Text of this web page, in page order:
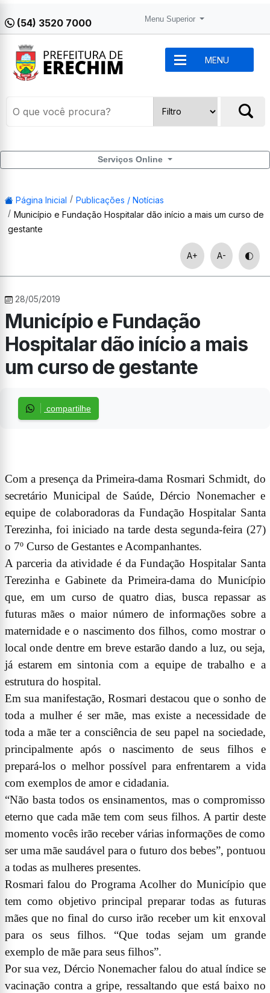
(54) 3520 7000 Menu Superior
MENU
Serviços Online
Página Inicial
Publicações / Notícias
Município e Fundação Hospitalar dão início a mais um curso de
gestante
A+ A-
28/05/2019
Município e Fundação
Hospitalar dão início a mais
um curso de gestante
compartilhe
Com a presença da Primeira-dama Rosmari Schmidt, do
secretário Municipal de Saúde, Dércio Nonemacher e
equipe de colaboradoras da Fundação Hospitalar Santa
Terezinha, foi iniciado na tarde desta segunda-feira (27)
o 7º Curso de Gestantes e Acompanhantes.
A parceria da atividade é da Fundação Hospitalar Santa
Terezinha e Gabinete da Primeira-dama do Município
que, em um curso de quatro dias, busca repassar as
futuras mães o maior número de informações sobre a
maternidade e o nascimento dos filhos, como mostrar o
local onde dentre em breve estarão dando a luz, ou seja,
já estarem em sintonia com a equipe de trabalho e a
estrutura do hospital.
Em sua manifestação, Rosmari destacou que o sonho de
toda a mulher é ser mãe, mas existe a necessidade de
toda a mãe ter a consciência de seu papel na sociedade,
principalmente após o nascimento de seus filhos e
prepará-los o melhor possível para enfrentarem a vida
com exemplos de amor e cidadania.
“Não basta todos os ensinamentos, mas o compromisso
eterno que cada mãe tem com seus filhos. A partir deste
momento vocês irão receber várias informações de como
ser uma mãe saudável para o futuro dos bebes”, pontuou
a todas as mulheres presentes.
Rosmari falou do Programa Acolher do Município que
tem como objetivo principal preparar todas as futuras
mães que no final do curso irão receber um kit enxoval
para os seus filhos. “Que todas sejam um grande
exemplo de mãe para seus filhos”.
Por sua vez, Dércio Nonemacher falou do atual índice se
vacinação contra a gripe, ressaltando que está baixo no